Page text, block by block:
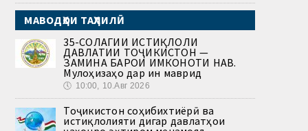
МАВОДҲОИ ТАҲЛИЛӢ
35-СОЛАГИИ ИСТИҚЛОЛИ
ДАВЛАТИИ ТОҶИКИСТОН —
ЗАМИНА БАРОИ ИМКОНОТИ НАВ.
Мулоҳизаҳо дар ин маврид
🕔 10:00, 10.Авг 2026
Тоҷикистон соҳибихтиёрӣ ва
истиқлолияти дигар давлатҳои